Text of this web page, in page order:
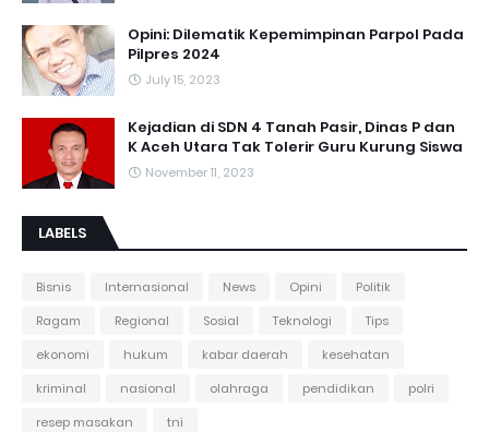
Opini: Dilematik Kepemimpinan Parpol Pada
Pilpres 2024
July 15, 2023
Kejadian di SDN 4 Tanah Pasir, Dinas P dan
K Aceh Utara Tak Tolerir Guru Kurung Siswa
November 11, 2023
LABELS
Bisnis Internasional News Opini
Politik
Ragam
Regional Sosial Teknologi
Tips
ekonomi
hukum kabar daerah
kesehatan
kriminal
nasional olahraga pendidikan
polri
resep masakan
tni